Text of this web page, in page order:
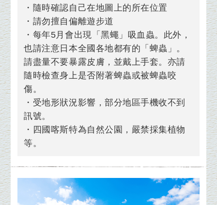
・隨時確認自己在地圖上的所在位置
・請勿擅自偏離遊步道
・每年5月會出現「黑蠅」吸血蟲。此外，
也請注意日本全國各地都有的「蜱蟲」。
請盡量不要暴露皮膚，並戴上手套。亦請
隨時檢查身上是否附著蜱蟲或被蜱蟲咬
傷。
・受地形狀況影響，部分地區手機收不到
訊號。
・四國喀斯特為自然公園，嚴禁採集植物
等。